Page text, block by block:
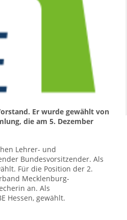
Er wurde gewählt von
die am 5. Dezember
Lehrer- und
Bundesvorsitzender. Als
Für die Position der 2.
Mecklenburg-
an. Als
Hessen, gewählt.